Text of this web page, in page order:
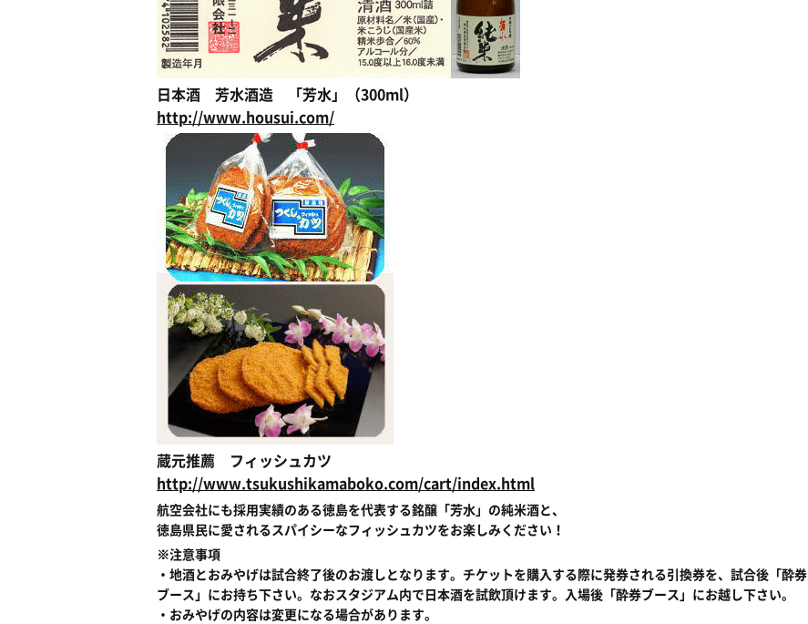
日本酒 芳水酒造 「芳水」（300ml）
http://www.housui.com/
蔵元推薦 フィッシュカツ
http://www.tsukushikamaboko.com/cart/index.html
航空会社にも採用実績のある徳島を代表する銘醸「芳水」の純米酒と、
徳島県民に愛されるスパイシーなフィッシュカツをお楽しみください！
※注意事項
・地酒とおみやげは試合終了後のお渡しとなります。チケットを購入する際に発券される引換券を、試合後「酔券
ブース」にお持ち下さい。なおスタジアム内で日本酒を試飲頂けます。入場後「酔券ブース」にお越し下さい。
・おみやげの内容は変更になる場合があります。